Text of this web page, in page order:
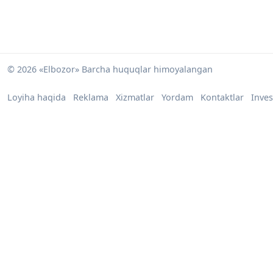
© 2026 «Elbozor» Barcha huquqlar himoyalangan
Loyiha haqida Reklama Xizmatlar Yordam Kontaktlar